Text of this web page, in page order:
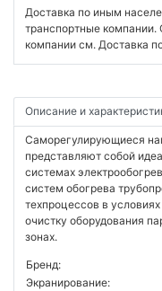
Доставка по иным
транспортные компании.
компании см. Доставка
Описание и
Саморегулирующиеся
представляют собой
системах
систем обогрева
техпроцессов в
очистку оборудования
зонах.
Бренд:
Экранирование: